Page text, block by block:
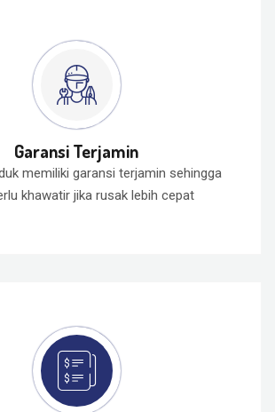
Garansi Terjamin
memiliki garansi terjamin sehingga
khawatir jika rusak lebih cepat